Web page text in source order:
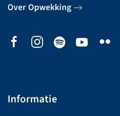
Over Opwekking
Informatie